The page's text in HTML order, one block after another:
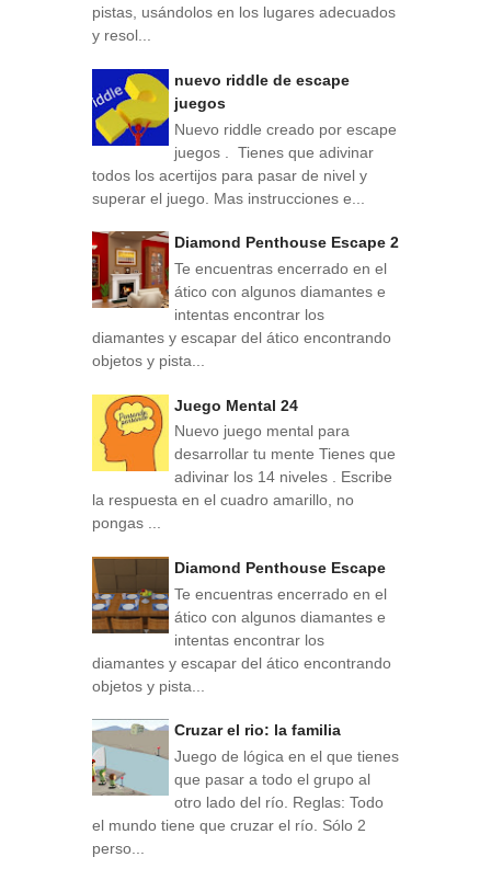
pistas, usándolos en los lugares adecuados
y resol...
nuevo riddle de escape
juegos
Nuevo riddle creado por escape
juegos . Tienes que adivinar
todos los acertijos para pasar de nivel y
superar el juego. Mas instrucciones e...
Diamond Penthouse Escape 2
Te encuentras encerrado en el
ático con algunos diamantes e
intentas encontrar los
diamantes y escapar del ático encontrando
objetos y pista...
Juego Mental 24
Nuevo juego mental para
desarrollar tu mente Tienes que
adivinar los 14 niveles . Escribe
la respuesta en el cuadro amarillo, no
pongas ...
Diamond Penthouse Escape
Te encuentras encerrado en el
ático con algunos diamantes e
intentas encontrar los
diamantes y escapar del ático encontrando
objetos y pista...
Cruzar el rio: la familia
Juego de lógica en el que tienes
que pasar a todo el grupo al
otro lado del río. Reglas: Todo
el mundo tiene que cruzar el río. Sólo 2
perso...